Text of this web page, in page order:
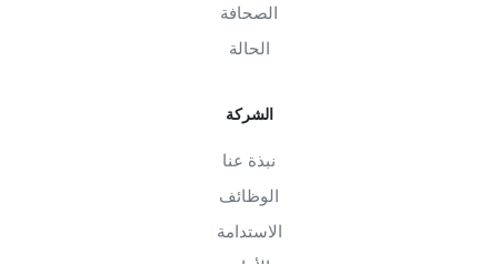
الصحافة
الحالة
الشركة
نبذة عنا
الوظائف
الاستدامة